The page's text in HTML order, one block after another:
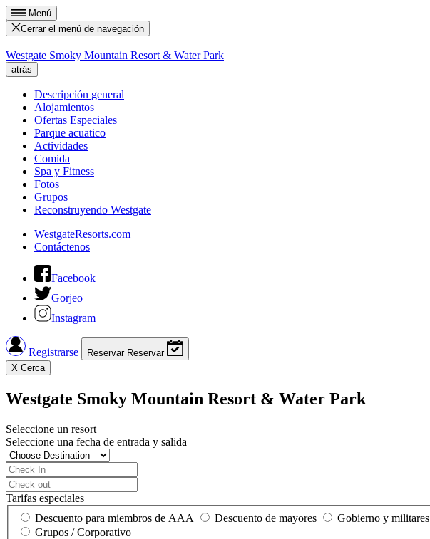
Menú
Cerrar el menú de navegación
Westgate Smoky Mountain Resort & Water Park
atrás
Descripción general
Alojamientos
Ofertas Especiales
Parque acuatico
Actividades
Comida
Spa y Fitness
Fotos
Grupos
Reconstruyendo Westgate
WestgateResorts.com
Contáctenos
Facebook
Gorjeo
Instagram
Registrarse Reservar Reservar
X Cerca
Westgate Smoky Mountain Resort & Water Park
Seleccione un resort
Seleccione una fecha de entrada y salida
Tarifas especiales
Descuento para miembros de AAA
Descuento de mayores
Gobierno y militares
Grupos / Corporativo